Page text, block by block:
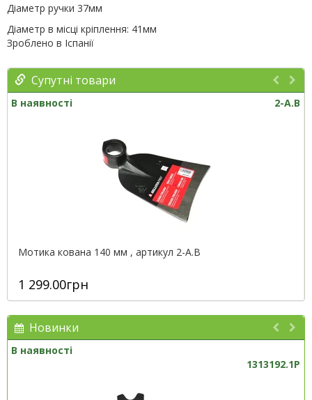
Діаметр ручки 37мм
Діаметр в місці кріплення: 41мм
Зроблено в Іспанії
Супутні товари
В наявності 2-A.B
Мотика кована 140 мм , артикул 2-A.B
1 299.00грн
Новинки
В наявності
1313192.1P